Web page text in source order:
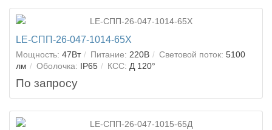
LE-СПП-26-047-1014-65Х
Мощность: 47Вт Питание: 220В Световой поток: 5100
лм
Оболочка: IP65 КСС: Д 120°
По запросу